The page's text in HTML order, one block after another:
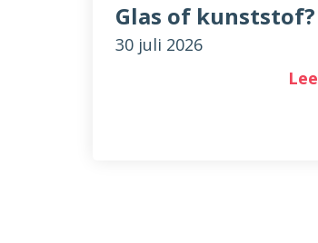
Glas of kunststof?
30 juli 2026